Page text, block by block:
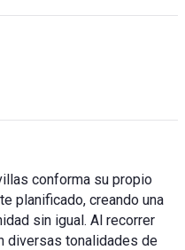
conforma su propio
planificado, creando una
sin igual. Al recorrer
diversas tonalidades de